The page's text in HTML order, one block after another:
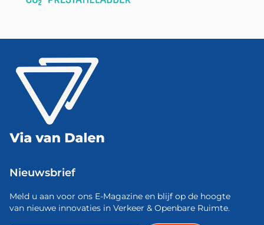
Nieuwsbrief
Meld u aan voor ons E-Magazine en blijf op de hoogte
van nieuwe innovaties in Verkeer & Openbare Ruimte.